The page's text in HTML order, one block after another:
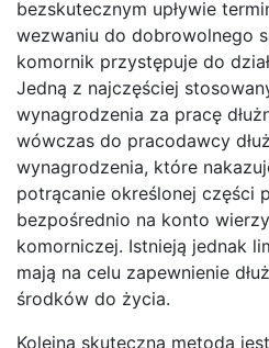
bezskutecznym upływie
wezwaniu do dobrowolnego
komornik przystępuje do
Jedną z najczęściej
wynagrodzenia za pracę
wówczas do pracodawcy
wynagrodzenia, które
potrącanie określonej części
bezpośrednio na konto
komorniczej. Istnieją jednak
mają na celu zapewnienie
środków do życia.
Kolejną skuteczną metodą